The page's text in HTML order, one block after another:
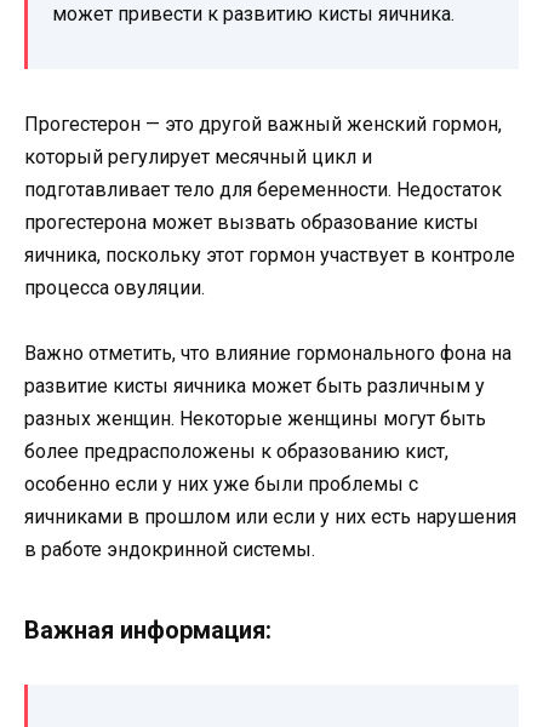
может привести к развитию кисты яичника.
Прогестерон — это другой важный женский гормон,
который регулирует месячный цикл и
подготавливает тело для беременности. Недостаток
прогестерона может вызвать образование кисты
яичника, поскольку этот гормон участвует в контроле
процесса овуляции.
Важно отметить, что влияние гормонального фона на
развитие кисты яичника может быть различным у
разных женщин. Некоторые женщины могут быть
более предрасположены к образованию кист,
особенно если у них уже были проблемы с
яичниками в прошлом или если у них есть нарушения
в работе эндокринной системы.
Важная информация: